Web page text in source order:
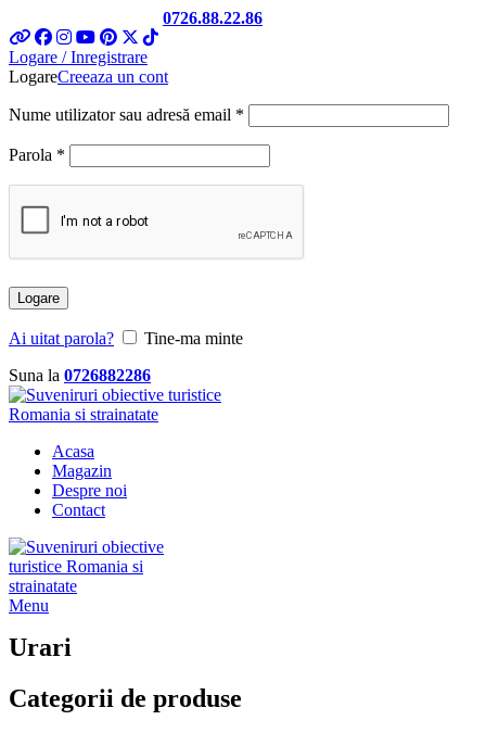
0726.88.22.86
Logare / Inregistrare
LogareCreeaza un cont
Nume utilizator sau adresă email *
Parola *
Logare
Ai uitat parola?
Tine-ma minte
Suna la 0726882286
Acasa
Magazin
Despre noi
Contact
Menu
Urari
Categorii de produse